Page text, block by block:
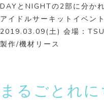
DAYとNIGHTの2部に分か
アイドルサーキットイベン
2019.03.09(土) 会場：
製作/機材リース
まるごとれ